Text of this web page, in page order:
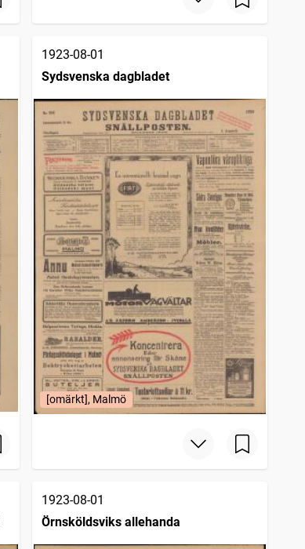
1923-08-01
Sydsvenska dagbladet
[omärkt], Malmö
1923-08-01
Örnsköldsviks allehanda